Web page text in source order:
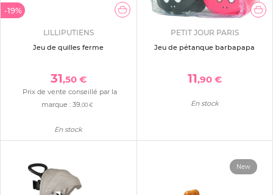
-19%
LILLIPUTIENS
Jeu de quilles ferme
31,50 €
Prix de vente conseillé par la
marque : 39 ,00 €
En stock
PETIT JOUR PARIS
Jeu de pétanque barbapapa
11,90 €
En stock
New